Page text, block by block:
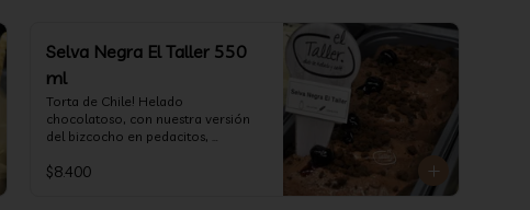
Selva Negra El Taller 550
ml
Torta de Chile! Helado
chocolatoso, con nuestra versión
del bizcocho en pedacitos,
salsita de guinda..  (550 ml)
$8.400